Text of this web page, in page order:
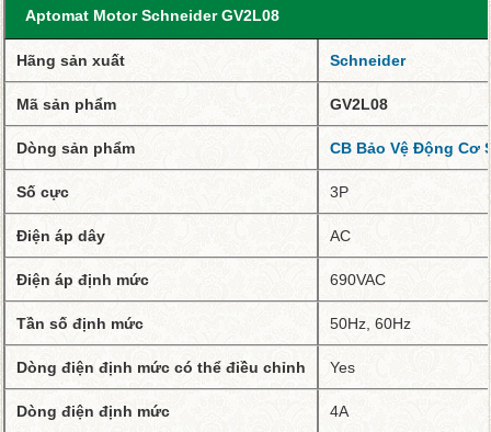
Aptomat Motor Schneider GV2L08
Hãng sản xuất Schneider
Mã sản phẩm GV2L08
Dòng sản phẩm CB Bảo Vệ Động Cơ
Số cực 3P
Điện áp dây AC
Điện áp định mức 690VAC
Tần số định mức 50Hz, 60Hz
Dòng điện định mức có thể điều chỉnh Yes
Dòng điện định mức 4A